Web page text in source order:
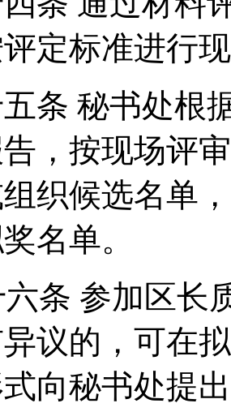
定标准进行
条 秘书处根
，按现场评
织候选名单
名单。
条 参加区长
议的，可在
向秘书处提